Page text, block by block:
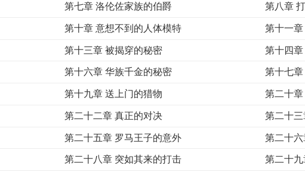
第七章 洛伦佐家族的伯爵 第八章
第十章 意想不到的人体模特 第十一
第十三章 被揭穿的秘密 第十四
第十六章 华族千金的秘密 第十七
第十九章 送上门的猎物 第二十
第二十二章 真正的对决 第二十
第二十五章 罗马王子的意外 第二十六
第二十八章 突如其来的打击 第二十